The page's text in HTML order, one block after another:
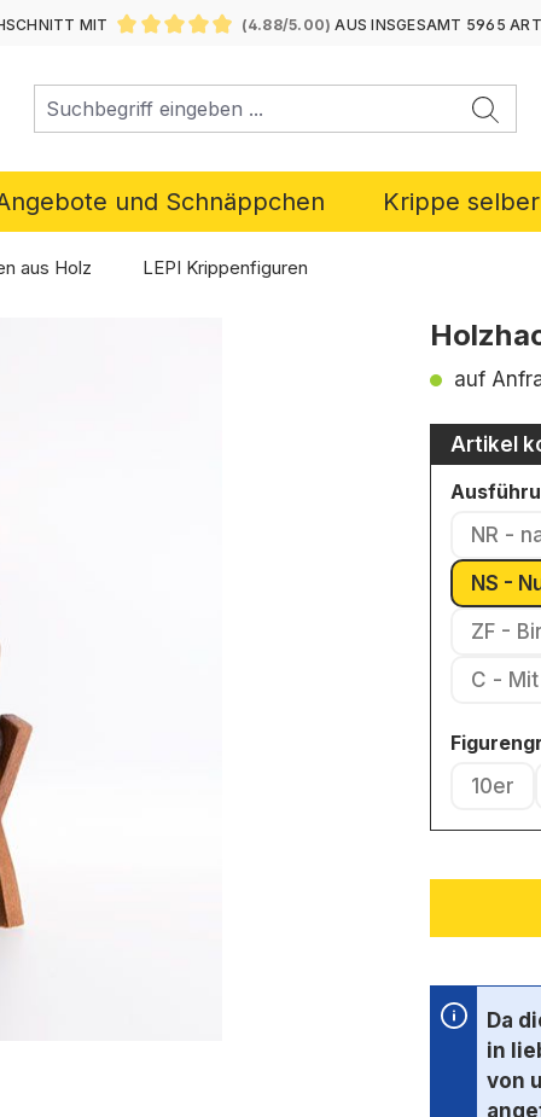
MIT
(4.88/5.00) AUS INSGESAMT 5965
und Schnäppchen Krippe
aus Holz LEPI Krippenfiguren
auf
Artikel
NR -
NS -
ZF -
C -
10er
Da
in
von